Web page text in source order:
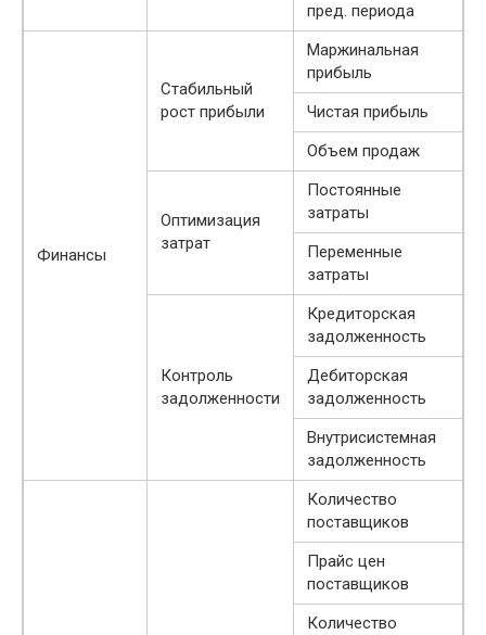
пред. периода
Финансы
Стабильный
рост прибыли
Маржинальная
прибыль
Чистая прибыль
Объем продаж
Оптимизация
затрат
Постоянные
затраты
Переменные
затраты
Контроль
задолженности
Кредиторская
задолженность
Дебиторская
задолженность
Внутрисистемная
задолженность
Количество
поставщиков
Прайс цен
поставщиков
Количество